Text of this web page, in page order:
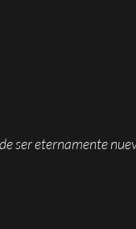
ser eternamente